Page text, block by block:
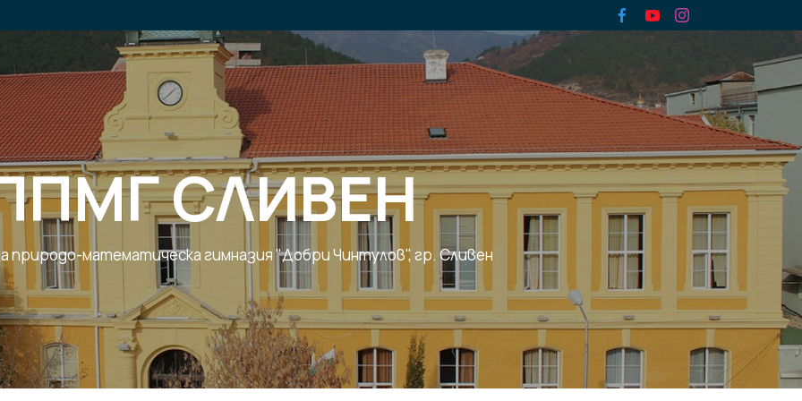
СЛИВЕН
природо-математическа гимназия "Добри Чинтулов", гр. Сливен